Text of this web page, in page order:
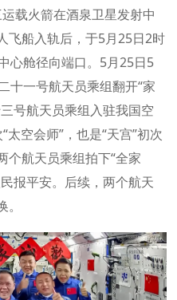
载火箭在酒泉卫星发射中
飞船入轨后，于5月25日2时
心舱径向端口。5月25日5
十一号航天员乘组翻开“家
号航天员乘组入驻我国空
空会师”，也是“天宫”初次
个航天员乘组拍下“全家
报平安。后续，两个航天